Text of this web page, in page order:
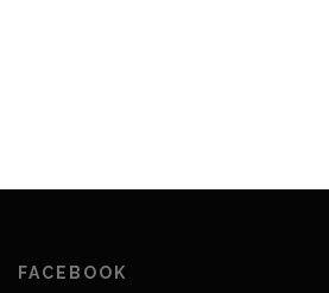
FACEBOOK